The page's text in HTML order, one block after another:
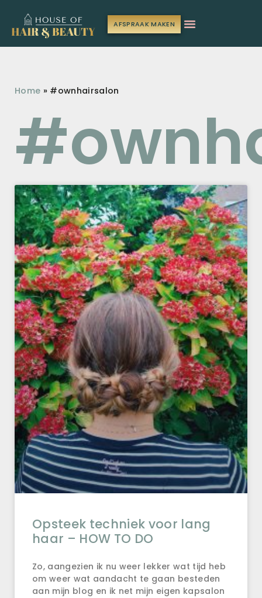
AFSPRAAK MAKEN
Home » #ownhairsalon
Opsteek techniek voor lang
haar – HOW TO DO
Zo, aangezien ik nu weer lekker wat tijd heb
om weer wat aandacht te gaan besteden
aan mijn blog en ik net mijn eigen kapsalon